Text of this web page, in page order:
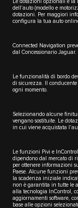
Le dotazioni opzionali e
dell'auto (modello e
dotazioni. Per maggiori
configura la tua auto
Connected Navigation
dal Concessionario Jaguar.
Le funzionalità di bordo
di sicurezza. Il
ogni momento.
Selezionando alcune
vengano sostituite. Le
in cui viene acquistata
Le funzioni Pivi e
dipendono dal mercato di
per ottenere informazioni
Paese. Alcune funzioni
la scadenza iniziale
non è garantita in tutte le
alla tecnologia InControl,
aggiornamenti software,
base alle opzioni